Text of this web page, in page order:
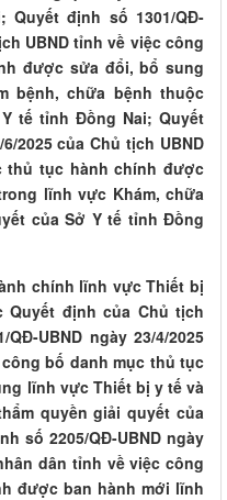
định số 1301/QĐ-
UBND tỉnh về việc công
được sửa đổi, bổ sung
bệnh, chữa bệnh thuộc
tế tỉnh Đồng Nai; Quyết
2025 của Chủ tịch UBND
thủ tục hành chính được
lĩnh vực Khám, chữa
của Sở Y tế tỉnh Đồng
chính lĩnh vực Thiết bị
định của Chủ tịch
UBND ngày 23/4/2025
bố danh mục thủ tục
lĩnh vực Thiết bị y tế và
quyền giải quyết của
số 2205/QĐ-UBND ngày
dân tỉnh về việc công
được ban hành mới lĩnh